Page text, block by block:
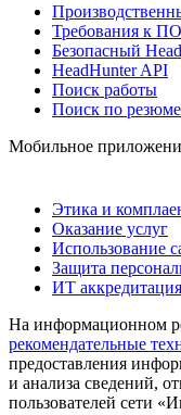
Требования к ПО
Безопасный
HeadHunter API
Поиск работы
Поиск по резюме
Мобильное
Этика и
Оказание услуг
Использование
Защита
ИТ аккредитация
На информационном
рекомендательные
предоставления
и анализа сведений,
пользователей сети